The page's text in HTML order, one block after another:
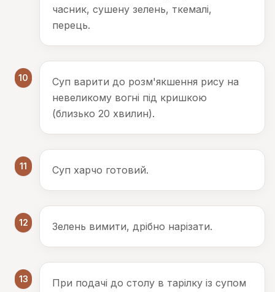
часник, сушену зелень, ткемалі,
перець.
10
Суп варити до розм'якшення рису на
невеликому вогні під кришкою
(близько 20 хвилин).
11 Суп харчо готовий.
12 Зелень вимити, дрібно нарізати.
13
При подачі до столу в тарілку із супом